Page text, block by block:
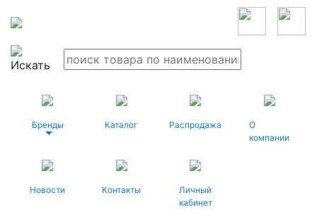
Бренды Каталог Распродажа
О
компании
Новости Контакты
Личный
кабинет